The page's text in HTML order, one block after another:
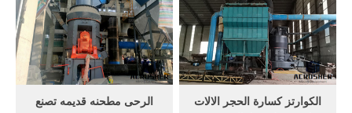
للبيع حجر, كسارة طحن آلة
صغيرة كسارة الحجر في,
كسارة الفك للحجر الهندي
/7/24[Live Chat] الحصول على
السعر.
الرحى مطحنه قديمه تصنع
الكوارتز كسارة الحجر الالات